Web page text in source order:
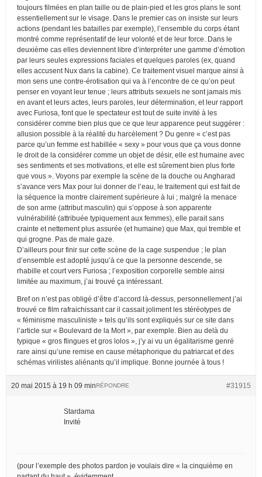
toujours filmées en plan taille ou de plain-pied et les gros plans le sont
essentiellement sur le visage. Dans le premier cas on insiste sur leurs
actions (pendant les batailles par exemple), l’ensemble du corps étant
montré comme représentatif de leur volonté et de leur force. Dans le
deuxième cas elles deviennent libre d’interpréter une gamme d’émotion
par leurs seules expressions faciales et quelques paroles (ex, quand
elles accusent Nux dans la cabine). Ce traitement visuel marque ainsi à
mon sens une contre-érotisation qui va à l’encontre de ce qu’on peut
penser en voyant leur tenue ; leurs attributs sexuels ne sont jamais mis
en avant et leurs actes, leurs paroles, leur détermination, et leur rapport
avec Furiosa, font que le spectateur est tout de suite invité à les
considérer comme bien plus que ce que leur apparence peut suggérer :
allusion possible à la réalité du harcèlement ? Du genre « c’est pas
parce qu’un femme est habillée « sexy » pour vous que ça vous donne
le droit de la considérer comme un objet de désir, elle est humaine avec
ses sentiments et ses motivations, et elle est sûrement bien plus forte
que vous ». Voyons par exemple la scène de la douche ou Angharad
s’avance vers Max pour lui donner de l’eau, le traitement qui est fait de
la séquence la montre clairement supérieure à lui ; malgré la menace
de son arme (attribut masculin) qui s’oppose à son apparente
vulnérabilité (attribuée typiquement aux femmes), elle parait sans
crainte et nettement plus assurée (et humaine) que Max, qui tremble et
qui grogne. Pas de male gaze.
D’ailleurs pour finir sur cette scène de la cage suspendue ; le plan
d’ensemble est adopté jusqu’à ce que la personne descende, se
rhabille et court vers Furiosa ; l’exposition corporelle semble ainsi
limitée au maximum, j’ai trouvé ça intéressant.
Bref on n’est pas obligé d’être d’accord là-dessus, personnellement j’ai
trouvé ce film rafraichissant car il cassait joliment les stéréotypes de
« féminisme masculiniste » tels qu’ils sont expliqués sur ce site dans
l’article sur « Boulevard de la Mort », par exemple. Bien au delà du
typique « gros flingues et gros lolos », j’y ai vu un égalitarisme genré
rare ainsi qu’une remise en cause métaphorique du patriarcat et des
schémas virilistes aliénants qu’il implique. Bonne journée à tous !
20 mai 2015 à 19 h 09 min #31915
RÉPONDRE
Stardama
Invité
(pour l’exemple des photos pardon je voulais dire « la cinquième en